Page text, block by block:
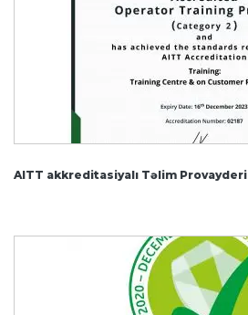
AITT akkreditasiyalı Təlim Provayderi